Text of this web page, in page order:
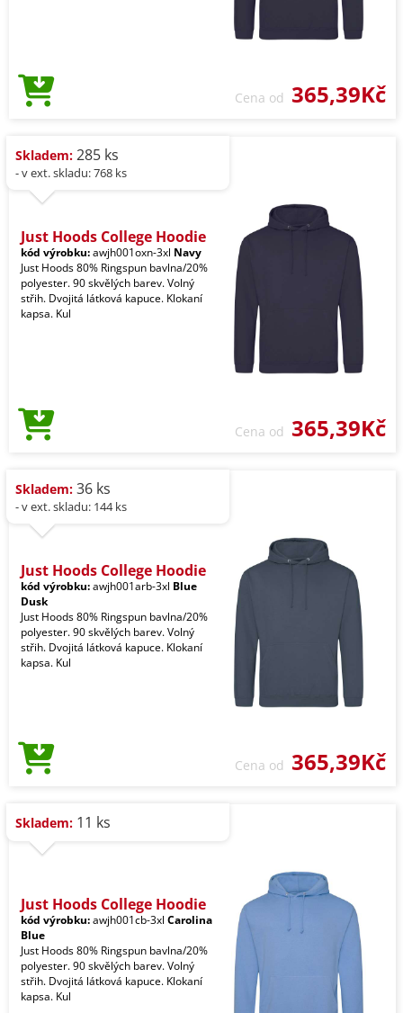
Cena od 365,39Kč
Skladem: 285 ks
- v ext. skladu: 768 ks
Just Hoods College Hoodie
kód výrobku:awjh001oxn-3xl Navy
Just Hoods 80% Ringspun bavlna/20%
polyester. 90 skvělých barev. Volný
střih. Dvojitá látková kapuce. Klokaní
kapsa. Kul
Cena od 365,39Kč
Skladem: 36 ks
- v ext. skladu: 144 ks
Just Hoods College Hoodie
kód výrobku:awjh001arb-3xl Blue
Dusk
Just Hoods 80% Ringspun bavlna/20%
polyester. 90 skvělých barev. Volný
střih. Dvojitá látková kapuce. Klokaní
kapsa. Kul
Cena od 365,39Kč
Skladem: 11 ks
Just Hoods College Hoodie
kód výrobku:awjh001cb-3xl Carolina
Blue
Just Hoods 80% Ringspun bavlna/20%
polyester. 90 skvělých barev. Volný
střih. Dvojitá látková kapuce. Klokaní
kapsa. Kul